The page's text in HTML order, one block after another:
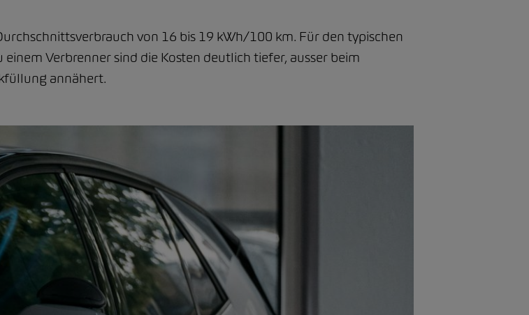
von 16 bis 19 kWh/100 km. Für den typischen
Verbrenner sind die Kosten deutlich tiefer, ausser beim
annähert.